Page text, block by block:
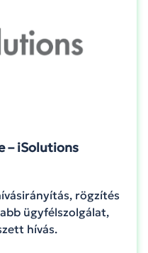
– iSolutions
rögzítés
ügyfélszolgálat,
hívás.